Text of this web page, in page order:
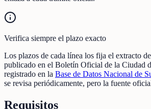
Verifica siempre el plazo exacto
Los plazos de cada línea los fija el extracto
publicado en el Boletín Oficial de la Ciudad
registrado en la Base de Datos Nacional de
se revisa periódicamente, pero la fuente
Requisitos